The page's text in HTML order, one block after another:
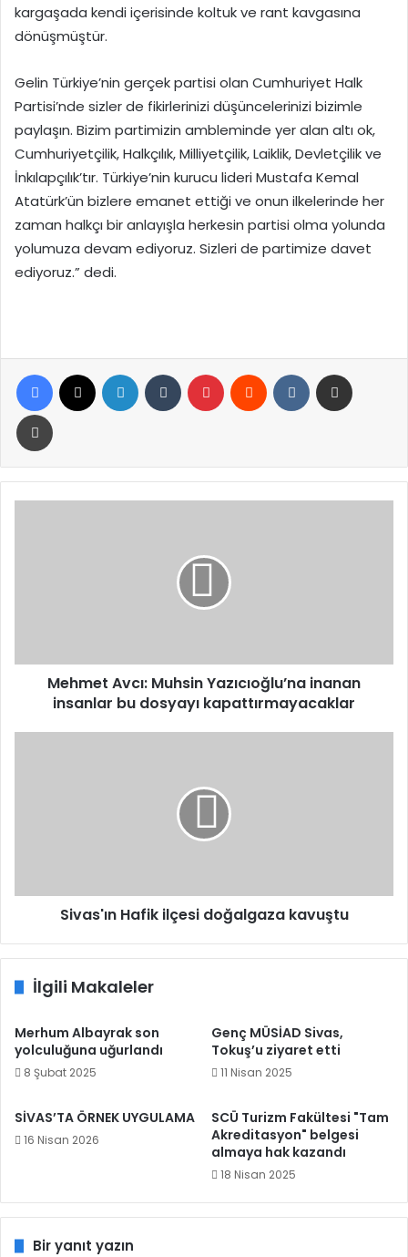
kargaşada kendi içerisinde koltuk ve rant kavgasına
dönüşmüştür.
Gelin Türkiye’nin gerçek partisi olan Cumhuriyet Halk
Partisi’nde sizler de fikirlerinizi düşüncelerinizi bizimle
paylaşın. Bizim partimizin ambleminde yer alan altı ok,
Cumhuriyetçilik, Halkçılık, Milliyetçilik, Laiklik, Devletçilik ve
İnkılapçılık’tır. Türkiye’nin kurucu lideri Mustafa Kemal
Atatürk’ün bizlere emanet ettiği ve onun ilkelerinde her
zaman halkçı bir anlayışla herkesin partisi olma yolunda
yolumuza devam ediyoruz. Sizleri de partimize davet
ediyoruz.” dedi.
Facebook LinkedIn Tumblr Pinterest Reddit VKontakte
Yazdır
kapattırmayacaklar
Mehmet Avcı: Muhsin Yazıcıoğlu’na inanan
insanlar bu dosyayı kapattırmayacaklar
Sivas'ın Hafik ilçesi doğalgaza kavuştu
İlgili Makaleler
Merhum Albayrak son
yolculuğuna uğurlandı
8 Şubat 2025
Genç MÜSİAD Sivas,
Tokuş’u ziyaret etti
11 Nisan 2025
SİVAS’TA ÖRNEK UYGULAMA
16 Nisan 2026
SCÜ Turizm Fakültesi "Tam
Akreditasyon" belgesi
almaya hak kazandı
18 Nisan 2025
Bir yanıt yazın